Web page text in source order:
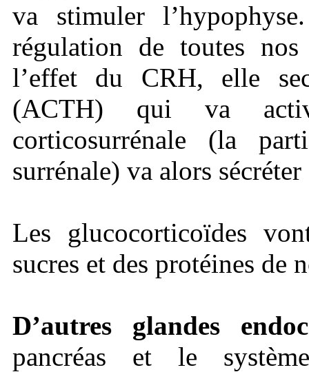
va stimuler
régulation de toutes nos
l’effet du CRH, elle
(ACTH) qui va
corticosurrénale (la
surrénale) va alors
Les glucocorticoïdes
sucres et des protéines de
D’autres glandes
pancréas et le